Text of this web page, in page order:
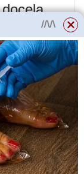
dusík,
při
Mějte
příští